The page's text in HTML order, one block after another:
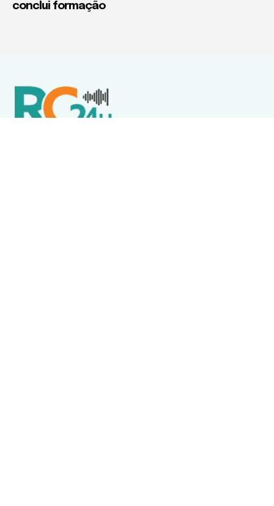
conclui formação